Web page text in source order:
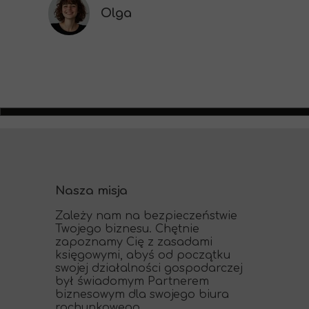
Olga
Nasza misja
Zależy nam na bezpieczeństwie
Twojego biznesu. Chętnie
zapoznamy Cię z zasadami
księgowymi, abyś od początku
swojej działalności gospodarczej
był świadomym Partnerem
biznesowym dla swojego biura